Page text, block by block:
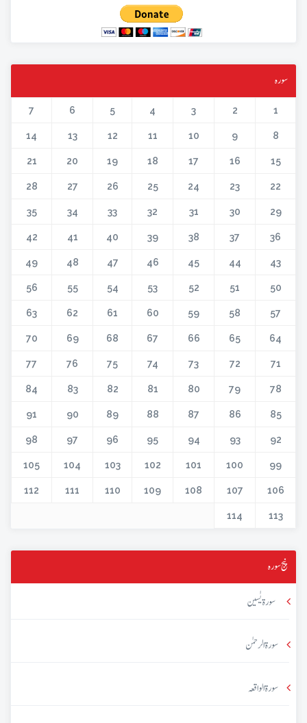
سورہ
1
2
3
4
5
6
7
8
9
10
11
12
13
14
15
16
17
18
19
20
21
22
23
24
25
26
27
28
29
30
31
32
33
34
35
36
37
38
39
40
41
42
43
44
45
46
47
48
49
50
51
52
53
54
55
56
57
58
59
60
61
62
63
64
65
66
67
68
69
70
71
72
73
74
75
76
77
78
79
80
81
82
83
84
85
86
87
88
89
90
91
92
93
94
95
96
97
98
99
100
101
102
103
104
105
106
107
108
109
110
111
112
113
114
پنج سورہ
سورۃ یٰسین
سورۃ الرحمٰن
سورۃ الواقعہ